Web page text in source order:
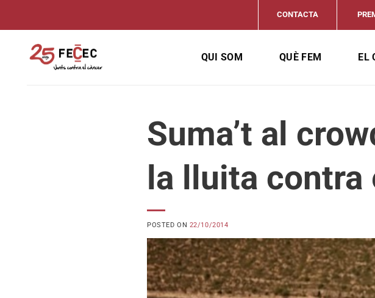
CONTACTA
QUI SOM QUÈ FEM EL
Suma’t al
la lluita contra
POSTED ON 22/10/2014